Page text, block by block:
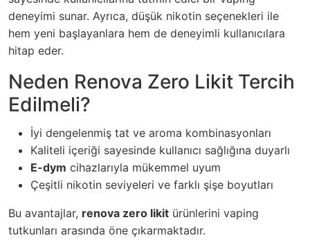
deneyimi sunar. Ayrıca, düşük nikotin seçenekleri ile
hem yeni başlayanlara hem de deneyimli kullanıcılara
hitap eder.
Neden Renova Zero Likit Tercih
Edilmeli?
İyi dengelenmiş tat ve aroma kombinasyonları
Kaliteli içeriği sayesinde kullanıcı sağlığına duyarlı
E-dym cihazlarıyla mükemmel uyum
Çeşitli nikotin seviyeleri ve farklı şişe boyutları
Bu avantajlar, renova zero likit ürünlerini vaping
tutkunları arasında öne çıkarmaktadır.